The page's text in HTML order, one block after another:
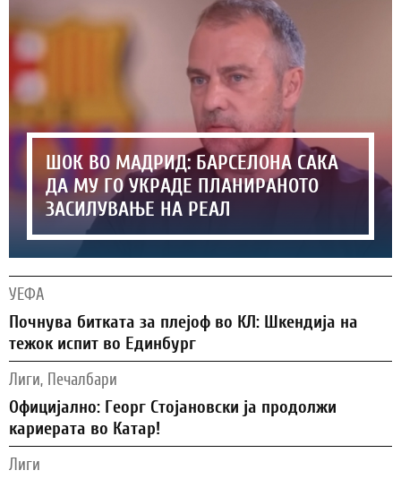
ШОК ВО МАДРИД: БАРСЕЛОНА САКА
ДА МУ ГО УКРАДЕ ПЛАНИРАНОТО
ЗАСИЛУВАЊЕ НА РЕАЛ
УЕФА
Почнува битката за плејоф во КЛ: Шкендија на
тежок испит во Единбург
Лиги, Печалбари
Официјално: Георг Стојановски ја продолжи
кариерата во Катар!
Лиги